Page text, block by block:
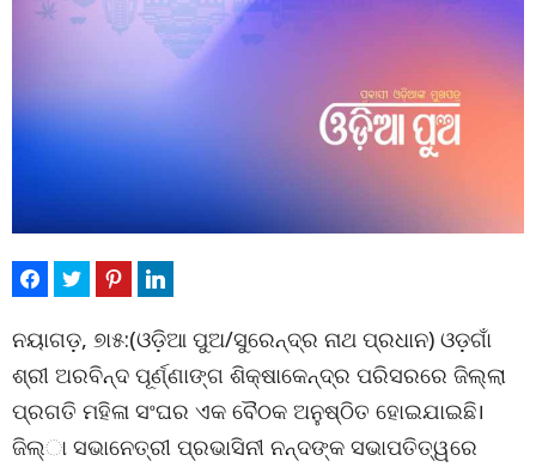
ନୟାଗଡ଼, ୭ା୫:(ଓଡ଼ିଆ ପୁଅ/ସୁରେନ୍ଦ୍ର ନାଥ ପ୍ରଧାନ) ଓଡ଼ଗାଁ
ଶ୍ରୀ ଅରବିନ୍ଦ ପୂର୍ଣ୍ଣାଙ୍ଗ ଶିକ୍ଷାକେନ୍ଦ୍ର ପରିସରରେ ଜିଲ୍ଲା
ପ୍ରଗତି ମହିଳା ସଂଘର ଏକ ବୈଠକ ଅନୁଷ୍ଠିତ ହୋଇଯାଇଛି।
ଜିଲ୍ା ସଭାନେତ୍ରୀ ପ୍ରଭାସିନୀ ନନ୍ଦଙ୍କ ସଭାପତିତ୍ୱରେ